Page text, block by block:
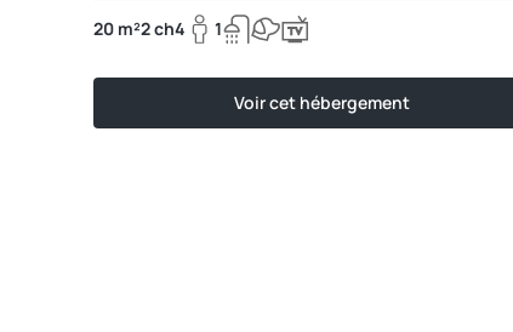
20 m²2 ch4 1
Voir cet hébergement